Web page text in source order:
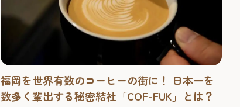
福岡を世界有数のコーヒーの街に！ 日本一を
数多く輩出する秘密結社「COF-FUK」とは？